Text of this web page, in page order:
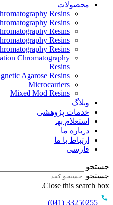
محصولات
Resins
Resins
Resins
Resins
Resins
Chromatography
Resins
Agarose Resins
Microcarriers
Mixed Mod Resins
وبلاگ
خدمات پژوهشی
استعلام بها
درباره ما
ارتباط با ما
فارسی
جستجو
جستجو
Close this search box.
33250255 (041)